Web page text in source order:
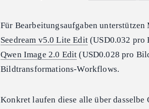
Für Bearbeitungsaufgaben unterstützen
Seedream v5.0 Lite Edit(USD0.032 pro
Qwen Image 2.0 Edit (USD0.028 pro
Bildtransformations-Workflows.
Konkret laufen diese alle über